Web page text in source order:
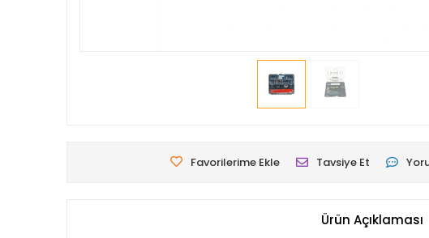
Favorilerime Ekle Tavsiye Et
Ürün Açıklaması